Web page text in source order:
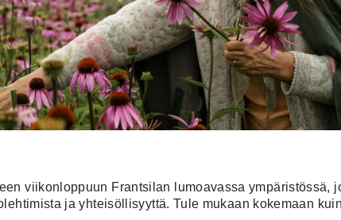
viikonloppuun Frantsilan lumoavassa
ja yhteisöllisyyttä. Tule mukaan kokemaan